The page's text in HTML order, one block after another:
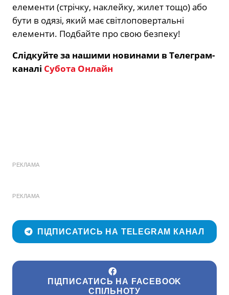
елементи (стрічку, наклейку, жилет тощо) або
бути в одязі, який має світлоповертальні
елементи. Подбайте про свою безпеку!
Слідкуйте за нашими новинами в Телеграм-
каналі Субота Онлайн
РЕКЛАМА
РЕКЛАМА
ПІДПИСАТИСЬ НА TELEGRAM КАНАЛ
ПІДПИСАТИСЬ НА FACEBOOK
СПІЛЬНОТУ